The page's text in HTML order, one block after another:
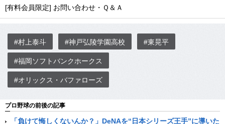
[有料会員限定] お問い合わせ・Ｑ＆Ａ
#村上泰斗 #神戸弘陵学園高校 #東晃平
#福岡ソフトバンクホークス
#オリックス・バファローズ
プロ野球の前後の記事
「負けて悔しくないんか？」DeNAを“日本シリーズ王手”に導いた